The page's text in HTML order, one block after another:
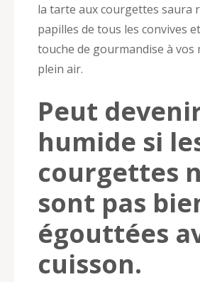
la tarte aux courgettes saura
papilles de tous les convives
touche de gourmandise à vos
plein air.
Peut
humide si
courgettes
sont pas
égouttées
cuisson.